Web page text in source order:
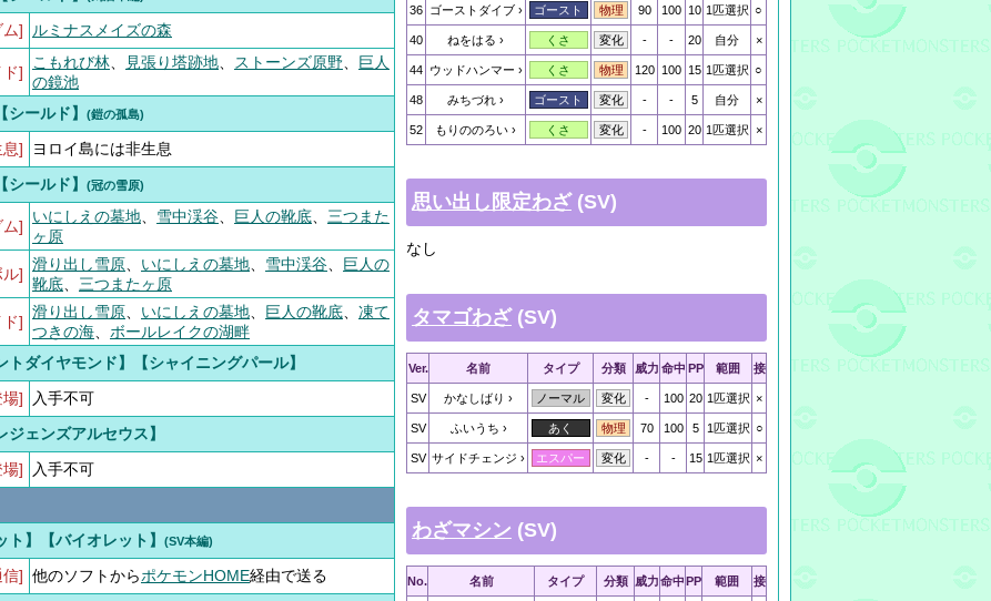
] ルミナスメイズの森
]
こもれび林 見張り塔跡地 ストーンズ原野
巨人
の鏡池
シールド】
(鎧の孤島)
息]
ヨロイ島には非生息
シールド】
(冠の雪原)
]
いにしえの墓地 雪中渓谷 巨人の靴底
三つまた
ヶ原
]
滑り出し雪原 いにしえの墓地 雪中渓谷
巨人の
靴底
三つまたヶ原
]
滑り出し雪原 いにしえの墓地 巨人の靴底
凍て
つきの海
ボールレイクの湖畔
トダイヤモンド】【シャイニングパール】
場]
入手不可
ジェンズアルセウス】
場]
入手不可
ト】【バイオレット】
(SV本編)
信] 他のソフトからポケモンHOME経由で送る
36 ゴーストダイブ ゴースト 物理 90 100 10 1匹選択 ○
40 ねをはる くさ 変化 - - 20 自分 ×
44 ウッドハンマー くさ 物理 120 100 15 1匹選択 ○
48 みちづれ ゴースト 変化 - - 5 自分 ×
52 もりののろい くさ 変化 - 100 20 1匹選択 ×
思い出し限定わざ(SV)
なし
タマゴわざ(SV)
Ver. 名前 タイプ 分類 威力 命中 PP 範囲 接
SV かなしばり ノーマル 変化 - 100 20 1匹選択 ×
SV ふいうち あく 物理 70 100 5 1匹選択 ○
SV サイドチェンジ エスパー 変化 - - 15 1匹選択 ×
わざマシン (SV)
No. 名前 タイプ 分類 威力命中PP 範囲 接